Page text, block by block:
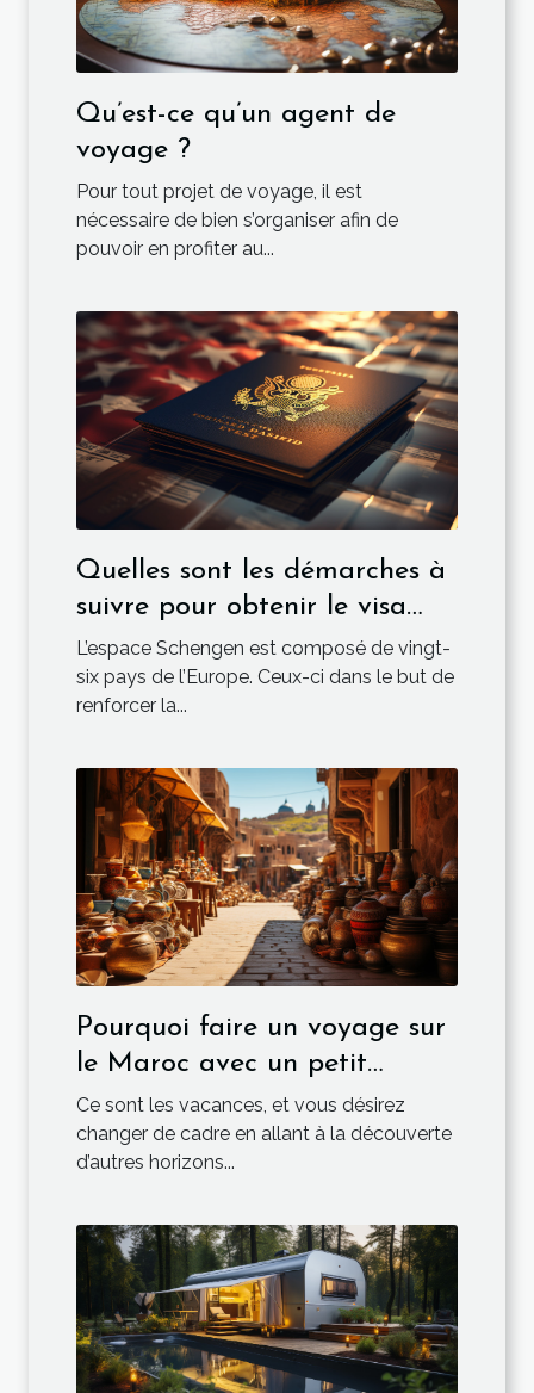
Qu’est-ce qu’un agent de
voyage ?
Pour tout projet de voyage, il est
nécessaire de bien s’organiser afin de
pouvoir en profiter au...
Quelles sont les démarches à
suivre pour obtenir le visa
ETIAS ?
L’espace Schengen est composé de vingt-
six pays de l’Europe. Ceux-ci dans le but de
renforcer la...
Pourquoi faire un voyage sur
le Maroc avec un petit
budget ?
Ce sont les vacances, et vous désirez
changer de cadre en allant à la découverte
d’autres horizons...